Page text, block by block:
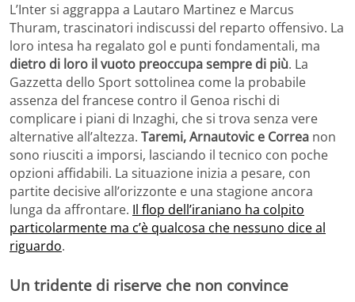
L’Inter si aggrappa a Lautaro Martinez e Marcus
Thuram, trascinatori indiscussi del reparto offensivo. La
loro intesa ha regalato gol e punti fondamentali, ma
dietro di loro il vuoto preoccupa sempre di più. La
Gazzetta dello Sport sottolinea come la probabile
assenza del francese contro il Genoa rischi di
complicare i piani di Inzaghi, che si trova senza vere
alternative all’altezza. Taremi, Arnautovic e Correa non
sono riusciti a imporsi, lasciando il tecnico con poche
opzioni affidabili. La situazione inizia a pesare, con
partite decisive all’orizzonte e una stagione ancora
lunga da affrontare. Il flop dell’iraniano ha colpito
particolarmente ma c’è qualcosa che nessuno dice al
riguardo.
Un tridente di riserve che non convince